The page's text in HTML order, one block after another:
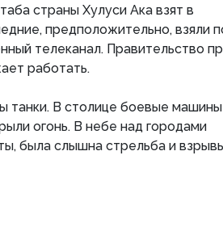
страны Хулуси Ака взят в
предположительно, взяли
телеканал. Правительство
работать.
танки. В столице боевые машины
огонь. В небе над городами
была слышна стрельба и